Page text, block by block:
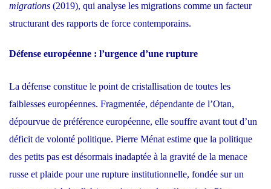
migrations (2019), qui analyse les migrations comme un facteur
structurant des rapports de force contemporains.
Défense européenne : l’urgence d’une rupture
La défense constitue le point de cristallisation de toutes les
faiblesses européennes. Fragmentée, dépendante de l’Otan,
dépourvue de préférence européenne, elle souffre avant tout d’un
déficit de volonté politique. Pierre Ménat estime que la politique
des petits pas est désormais inadaptée à la gravité de la menace
russe et plaide pour une rupture institutionnelle, fondée sur un